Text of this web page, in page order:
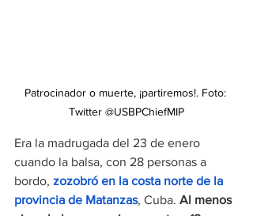
Patrocinador o muerte, ¡partiremos!. Foto:
Twitter @USBPChiefMIP
Era la madrugada del 23 de enero
cuando la balsa, con 28 personas a
bordo, zozobró en la costa norte de la
provincia de Matanzas, Cuba. Al menos